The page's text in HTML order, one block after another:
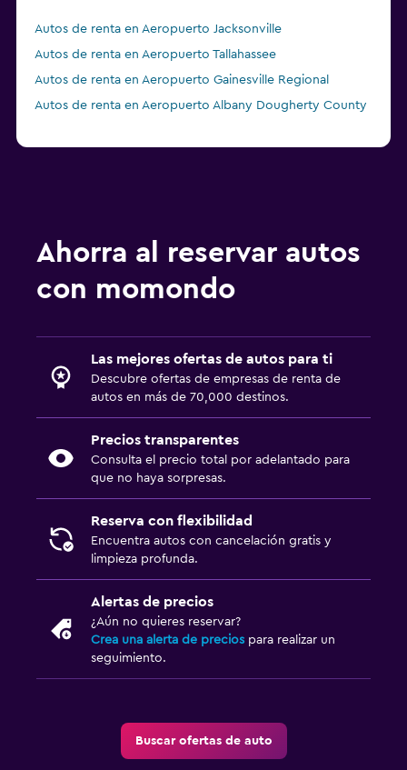
Autos de renta en Aeropuerto Jacksonville
Autos de renta en Aeropuerto Tallahassee
Autos de renta en Aeropuerto Gainesville Regional
Autos de renta en Aeropuerto Albany Dougherty County
Ahorra al reservar autos
con momondo
Las mejores ofertas de autos para ti
Descubre ofertas de empresas de renta de
autos en más de 70,000 destinos.
Precios transparentes
Consulta el precio total por adelantado para
que no haya sorpresas.
Reserva con flexibilidad
Encuentra autos con cancelación gratis y
limpieza profunda.
Alertas de precios
¿Aún no quieres reservar?
Crea una alerta de precios para realizar un
seguimiento.
Buscar ofertas de auto